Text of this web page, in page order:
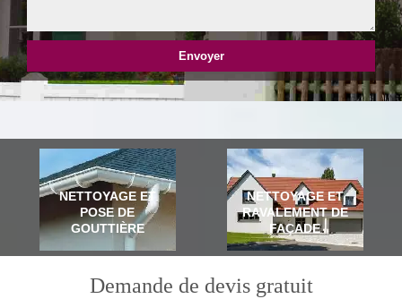
NETTOYAGE ET
POSE DE
GOUTTIÈRE
NETTOYAGE ET
RAVALEMENT DE
FAÇADE
Demande de devis gratuit